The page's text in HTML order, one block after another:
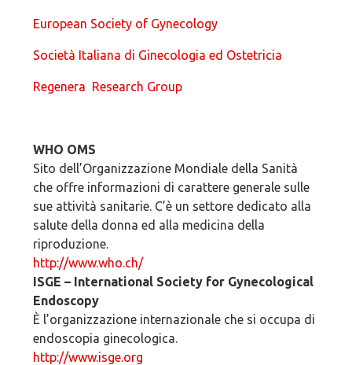
European Society of Gynecology
Società Italiana di Ginecologia ed Ostetricia
Regenera Research Group
WHO OMS
Sito dell’Organizzazione Mondiale della Sanità
che offre informazioni di carattere generale sulle
sue attività sanitarie. C’è un settore dedicato alla
salute della donna ed alla medicina della
riproduzione.
http://www.who.ch/
ISGE – International Society for Gynecological
Endoscopy
È l’organizzazione internazionale che si occupa di
endoscopia ginecologica.
http://www.isge.org